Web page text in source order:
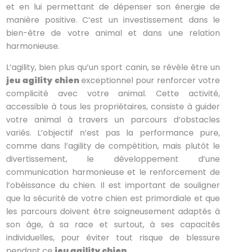
et en lui permettant de dépenser son énergie de
manière positive. C’est un investissement dans le
bien-être de votre animal et dans une relation
harmonieuse.
L’agility, bien plus qu’un sport canin, se révèle être un
jeu agility chienexceptionnel pour renforcer votre
complicité avec votre animal. Cette activité,
accessible à tous les propriétaires, consiste à guider
votre animal à travers un parcours d’obstacles
variés. L’objectif n’est pas la performance pure,
comme dans l’agility de compétition, mais plutôt le
divertissement, le développement d’une
communication harmonieuse et le renforcement de
l’obéissance du chien. Il est important de souligner
que la sécurité de votre chien est primordiale et que
les parcours doivent être soigneusement adaptés à
son âge, à sa race et surtout, à ses capacités
individuelles, pour éviter tout risque de blessure